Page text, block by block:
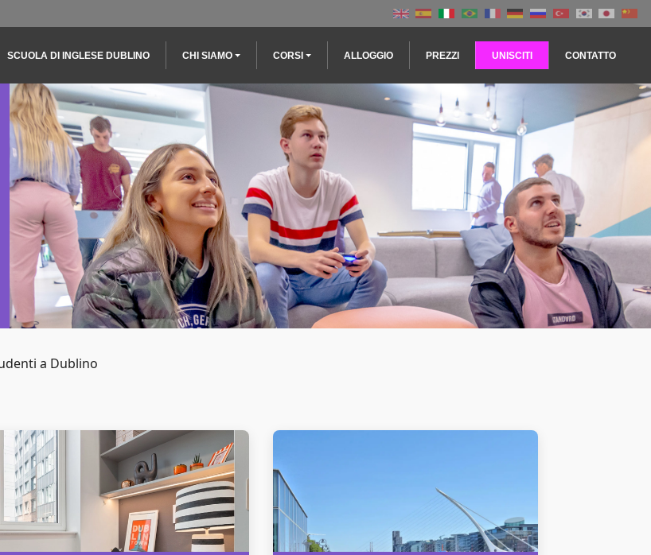
Main navigation
SCUOLA DI INGLESE DUBLINO CHI SIAMO CORSI ALLOGGIO PREZZI UNISCITI CONTATTO
a Dublino